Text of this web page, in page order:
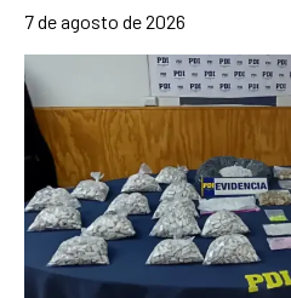
7 de agosto de 2026